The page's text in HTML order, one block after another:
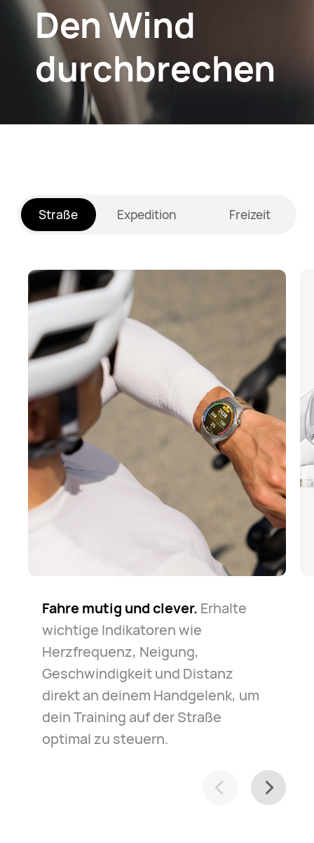
Den Wind
durchbrechen
Straße Expedition Freizeit
Fahre mutig und clever. Erhalte
wichtige Indikatoren wie
Herzfrequenz, Neigung,
Geschwindigkeit und Distanz
direkt an deinem Handgelenk, um
dein Training auf der Straße
optimal zu steuern.
Der Weg ist lang, aber sicher.Die
Uhr ist immer für dich da, falls es zu
einem Notfall kommt. Entspann
dich und fahr einfach los.
Finde dich zurecht.Egal ob für den
täglichen Weg zur Arbeit oder zur
Erkundung deiner Stadt – die Uhr
hilft dir, dich mühelos zu
orientieren.